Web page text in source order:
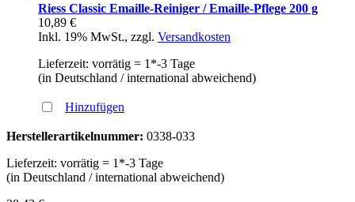
Riess Classic Emaille-Reiniger / Emaille-Pflege 200 g
10,89 €
Inkl. 19% MwSt., zzgl. Versandkosten
Lieferzeit: vorrätig = 1*-3 Tage
(in Deutschland / international abweichend)
Hinzufügen
Herstellerartikelnummer: 0338-033
Lieferzeit: vorrätig = 1*-3 Tage
(in Deutschland / international abweichend)